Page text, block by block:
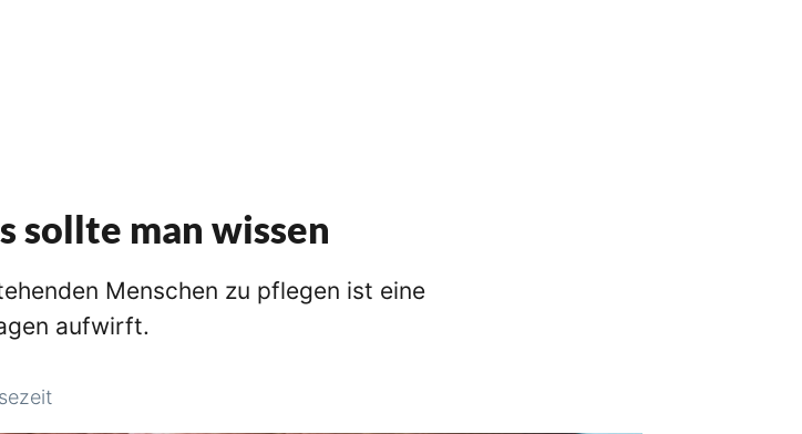
sollte man wissen
Menschen zu pflegen ist eine
aufwirft.